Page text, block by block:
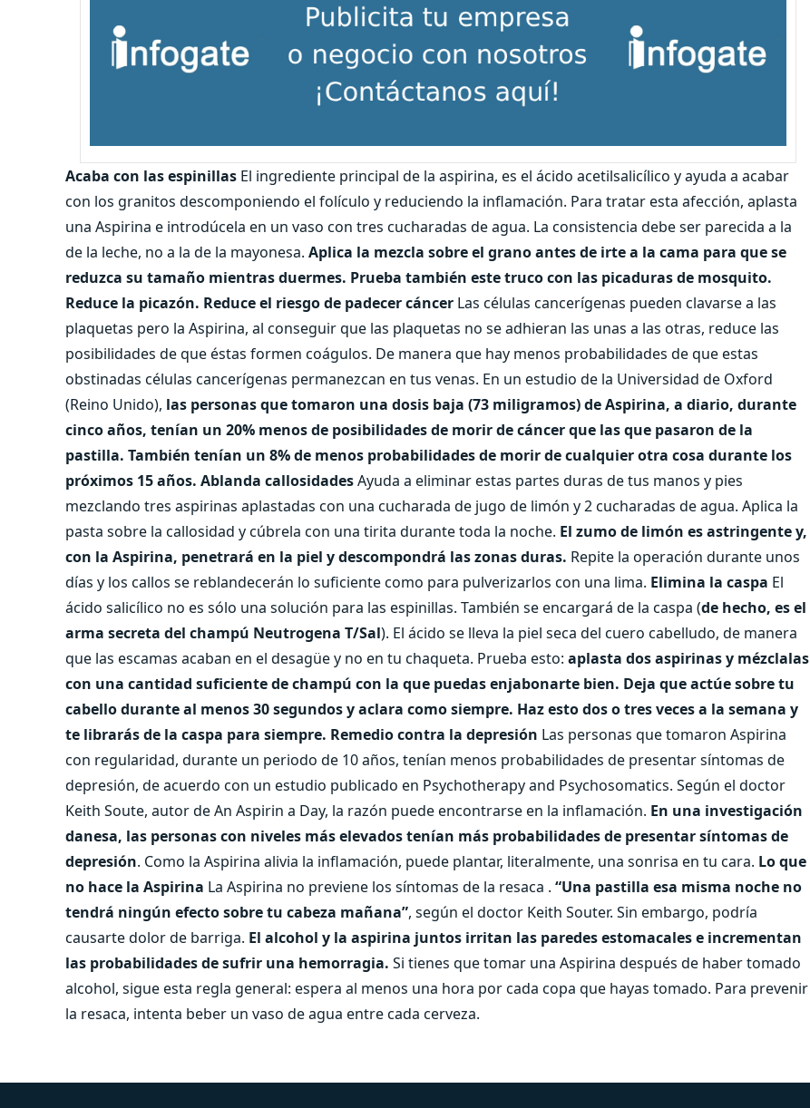
Acaba con las espinillas El ingrediente principal de la aspirina, es el ácido acetilsalicílico y ayuda a acabar
con los granitos descomponiendo el folículo y reduciendo la inflamación. Para tratar esta afección, aplasta
una Aspirina e introdúcela en un vaso con tres cucharadas de agua. La consistencia debe ser parecida a la
de la leche, no a la de la mayonesa. Aplica la mezcla sobre el grano antes de irte a la cama para que se
reduzca su tamaño mientras duermes. Prueba también este truco con las picaduras de mosquito.
Reduce la picazón. Reduce el riesgo de padecer cáncer Las células cancerígenas pueden clavarse a las
plaquetas pero la Aspirina, al conseguir que las plaquetas no se adhieran las unas a las otras, reduce las
posibilidades de que éstas formen coágulos. De manera que hay menos probabilidades de que estas
obstinadas células cancerígenas permanezcan en tus venas. En un estudio de la Universidad de Oxford
(Reino Unido), las personas que tomaron una dosis baja (73 miligramos) de Aspirina, a diario, durante
cinco años, tenían un 20% menos de posibilidades de morir de cáncer que las que pasaron de la
pastilla. También tenían un 8% de menos probabilidades de morir de cualquier otra cosa durante los
próximos 15 años. Ablanda callosidadesAyuda a eliminar estas partes duras de tus manos y pies
mezclando tres aspirinas aplastadas con una cucharada de jugo de limón y 2 cucharadas de agua. Aplica la
pasta sobre la callosidad y cúbrela con una tirita durante toda la noche. El zumo de limón es astringente y,
con la Aspirina, penetrará en la piel y descompondrá las zonas duras. Repite la operación durante unos
días y los callos se reblandecerán lo suficiente como para pulverizarlos con una lima. Elimina la caspa El
ácido salicílico no es sólo una solución para las espinillas. También se encargará de la caspa (de hecho, es el
arma secreta del champú Neutrogena T/Sal). El ácido se lleva la piel seca del cuero cabelludo, de manera
que las escamas acaban en el desagüe y no en tu chaqueta. Prueba esto: aplasta dos aspirinas y mézclalas
con una cantidad suficiente de champú con la que puedas enjabonarte bien. Deja que actúe sobre tu
cabello durante al menos 30 segundos y aclara como siempre. Haz esto dos o tres veces a la semana y
te librarás de la caspa para siempre. Remedio contra la depresión Las personas que tomaron Aspirina
con regularidad, durante un periodo de 10 años, tenían menos probabilidades de presentar síntomas de
depresión, de acuerdo con un estudio publicado en Psychotherapy and Psychosomatics. Según el doctor
Keith Soute, autor de An Aspirin a Day, la razón puede encontrarse en la inflamación. En una investigación
danesa, las personas con niveles más elevados tenían más probabilidades de presentar síntomas de
depresión. Como la Aspirina alivia la inflamación, puede plantar, literalmente, una sonrisa en tu cara. Lo que
no hace la Aspirina La Aspirina no previene los síntomas de la resaca . “Una pastilla esa misma noche no
tendrá ningún efecto sobre tu cabeza mañana”, según el doctor Keith Souter. Sin embargo, podría
causarte dolor de barriga. El alcohol y la aspirina juntos irritan las paredes estomacales e incrementan
las probabilidades de sufrir una hemorragia. Si tienes que tomar una Aspirina después de haber tomado
alcohol, sigue esta regla general: espera al menos una hora por cada copa que hayas tomado. Para prevenir
la resaca, intenta beber un vaso de agua entre cada cerveza.